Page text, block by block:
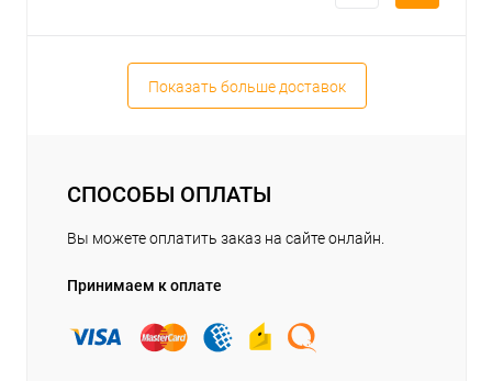
Показать больше доставок
СПОСОБЫ ОПЛАТЫ
Вы можете оплатить заказ на сайте онлайн.
Принимаем к оплате